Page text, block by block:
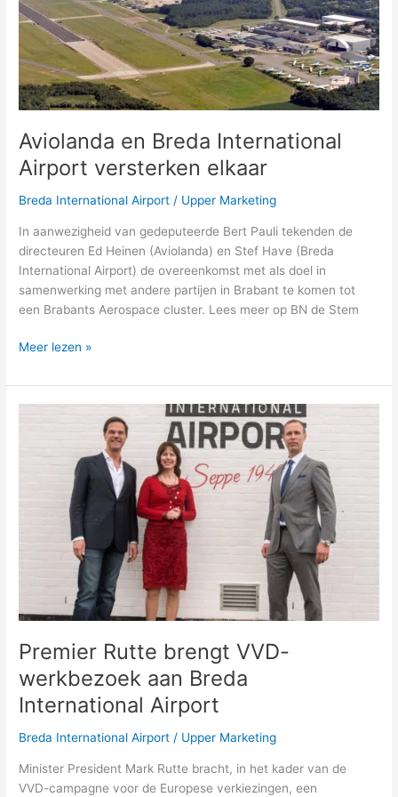
Aviolanda en Breda International
Airport versterken elkaar
Breda International Airport / Upper Marketing
In aanwezigheid van gedeputeerde Bert Pauli tekenden de
directeuren Ed Heinen (Aviolanda) en Stef Have (Breda
International Airport) de overeenkomst met als doel in
samenwerking met andere partijen in Brabant te komen tot
een Brabants Aerospace cluster. Lees meer op BN de Stem
Airport
versterken
elkaar
Meer lezen »
Premier Rutte brengt VVD-
werkbezoek aan Breda
International Airport
Breda International Airport / Upper Marketing
Minister President Mark Rutte bracht, in het kader van de
VVD-campagne voor de Europese verkiezingen, een
werkbezoek
International